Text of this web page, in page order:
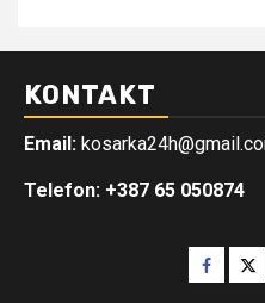
KONTAKT
Email:
Telefon: +387 65 050874